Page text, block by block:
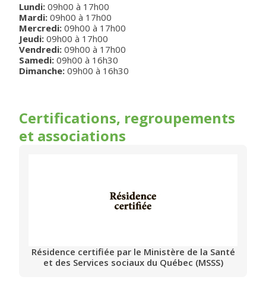
Lundi: 09h00 à 17h00
Mardi: 09h00 à 17h00
Mercredi: 09h00 à 17h00
Jeudi: 09h00 à 17h00
Vendredi: 09h00 à 17h00
Samedi: 09h00 à 16h30
Dimanche: 09h00 à 16h30
Certifications, regroupements
et associations
Résidence certifiée par le Ministère de la Santé
et des Services sociaux du Québec (MSSS)